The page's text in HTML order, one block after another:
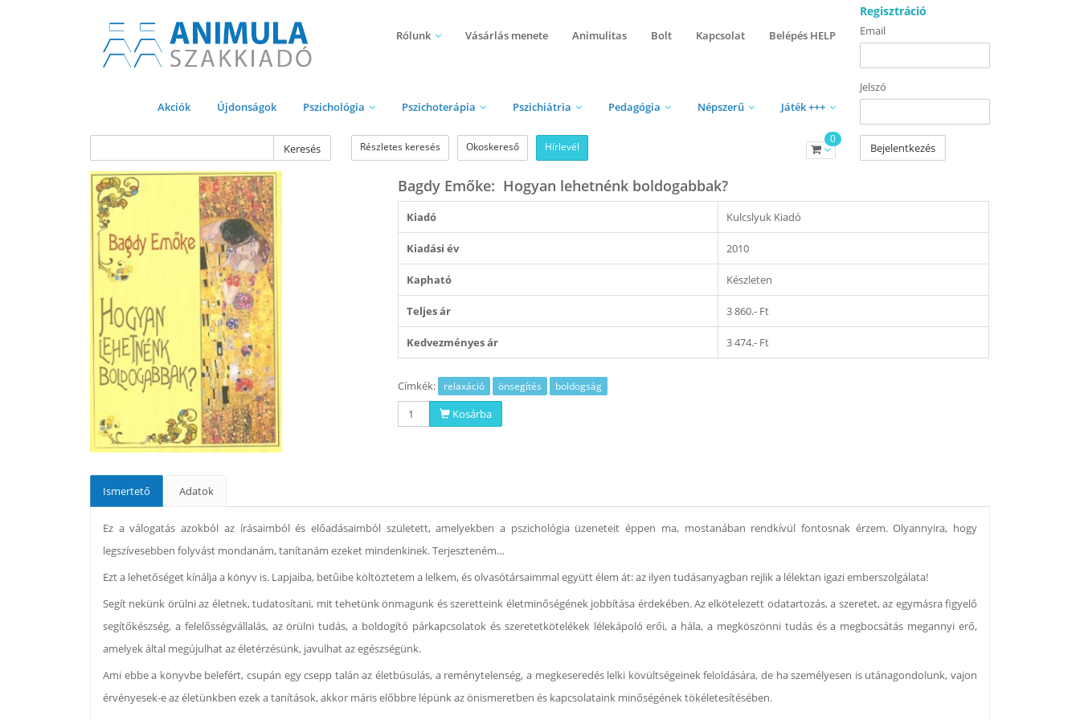
Rólunk Vásárlás menete Animulitas Bolt Kapcsolat Belépés HELP
Akciók Újdonságok Pszichológia Pszichoterápia Pszichiátria Pedagógia Népszerű Játék +++
Keresés Részletes keresés Okoskereső Hírlevél
0
Regisztráció
Email
Jelszó
Bejelentkezés
Bagdy Emőke: Hogyan lehetnénk boldogabbak?
Kiadó Kulcslyuk Kiadó
Kiadási év 2010
Kapható Készleten
Teljes ár 3 860.- Ft
Kedvezményes ár 3 474.- Ft
Címkék: relaxáció önsegítés boldogság
Kosárba
Ismertető Adatok
Ez a válogatás azokból az írásaimból és előadásaimból született, amelyekben a pszichológia üzeneteit éppen ma, mostanában rendkívül fontosnak érzem. Olyannyira, hogy
legszívesebben folyvást mondanám, tanítanám ezeket mindenkinek. Terjeszteném…
Ezt a lehetőséget kínálja a könyv is. Lapjaiba, betûibe költöztetem a lelkem, és olvasótársaimmal együtt élem át: az ilyen tudásanyagban rejlik a lélektan igazi emberszolgálata!
Segít nekünk örülni az életnek, tudatosítani, mit tehetünk önmagunk és szeretteink életminőségének jobbítása érdekében. Az elkötelezett odatartozás, a szeretet, az egymásra figyelő
segítőkészség, a felelősségvállalás, az örülni tudás, a boldogító párkapcsolatok és szeretetkötelékek lélekápoló erői, a hála, a megköszönni tudás és a megbocsátás megannyi erő,
amelyek által megújulhat az életérzésünk, javulhat az egészségünk.
Ami ebbe a könyvbe belefért, csupán egy csepp talán az életbúsulás, a reménytelenség, a megkeseredés lelki kövültségeinek feloldására, de ha személyesen is utánagondolunk, vajon
érvényesek-e az életünkben ezek a tanítások, akkor máris előbbre lépünk az önismeretben és kapcsolataink minőségének tökéletesítésében.